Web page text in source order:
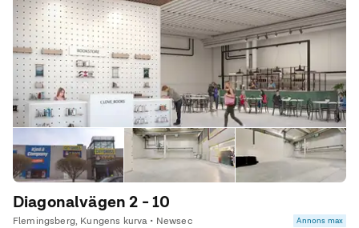
Diagonalvägen 2 - 10
Flemingsberg, Kungens kurva • Newsec Annons max